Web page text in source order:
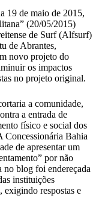
19 de maio de 2015,
(20/05/2015)
de Surf (Alfsurf)
de Abrantes,
novo projeto do
os impactos
no projeto original.
a comunidade,
a entrada de
físico e social dos
Concessionária Bahia
de apresentar um
por não
no blog foi endereçada
instituições
respostas e